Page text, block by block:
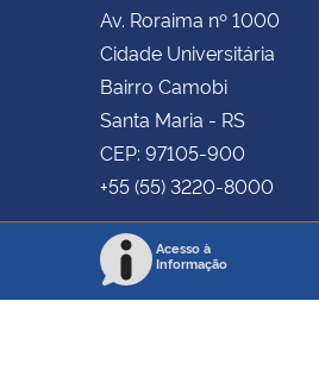
Av. Roraima nº 1000
Cidade Universitária
Bairro Camobi
Santa Maria - RS
CEP: 97105-900
+55 (55) 3220-8000
Acesso à
Informação